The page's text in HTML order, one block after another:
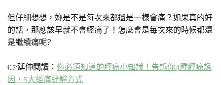
但仔細想想，妳是不是每次來都還是一樣會痛？如果真的好
的話，那應該早就不會經痛了！怎麼會是每次來的時候都還
是繼續痛呢?
👉延伸閱讀： 你必須知道的經痛小知識！告訴你4種經痛誘
因，5大經痛紓解方式